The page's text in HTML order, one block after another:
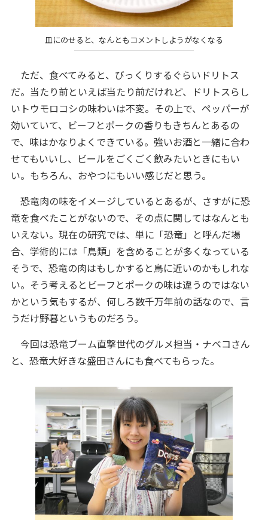
皿にのせると、なんともコメントしようがなくなる
ただ、食べてみると、びっくりするぐらいドリトス
だ。当たり前といえば当たり前だけれど、ドリトスらし
いトウモロコシの味わいは不変。その上で、ペッパーが
効いていて、ビーフとポークの香りもきちんとあるの
で、味はかなりよくできている。強いお酒と一緒に合わ
せてもいいし、ビールをごくごく飲みたいときにもい
い。もちろん、おやつにもいい感じだと思う。
恐竜肉の味をイメージしているとあるが、さすがに恐
竜を食べたことがないので、その点に関してはなんとも
いえない。現在の研究では、単に「恐竜」と呼んだ場
合、学術的には「鳥類」を含めることが多くなっている
そうで、恐竜の肉はもしかすると鳥に近いのかもしれな
い。そう考えるとビーフとポークの味は違うのではない
かという気もするが、何しろ数千万年前の話なので、言
うだけ野暮というものだろう。
今回は恐竜ブーム直撃世代のグルメ担当・ナベコさん
と、恐竜大好きな盛田さんにも食べてもらった。